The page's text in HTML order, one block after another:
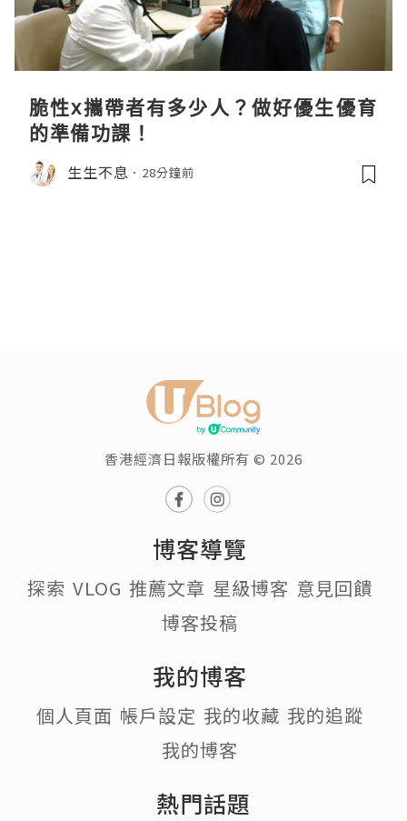
脆性x攜帶者有多少人？做好優生優育
的準備功課！
生生不息 28分鐘前
香港經濟日報版權所有 © 2026
博客導覽
探索 VLOG 推薦文章 星級博客 意見回饋
博客投稿
我的博客
個人頁面 帳戶設定 我的收藏 我的追蹤
我的博客
熱門話題